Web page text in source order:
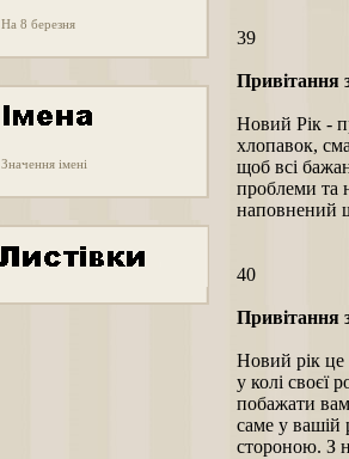
На 8 березня
Значення імені
39
Привітання
Новий Рік -
хлопавок,
щоб всі
проблеми та
наповнений
40
Привітання
Новий рік це
у колі своєї
побажати
саме у вашій
стороною. З